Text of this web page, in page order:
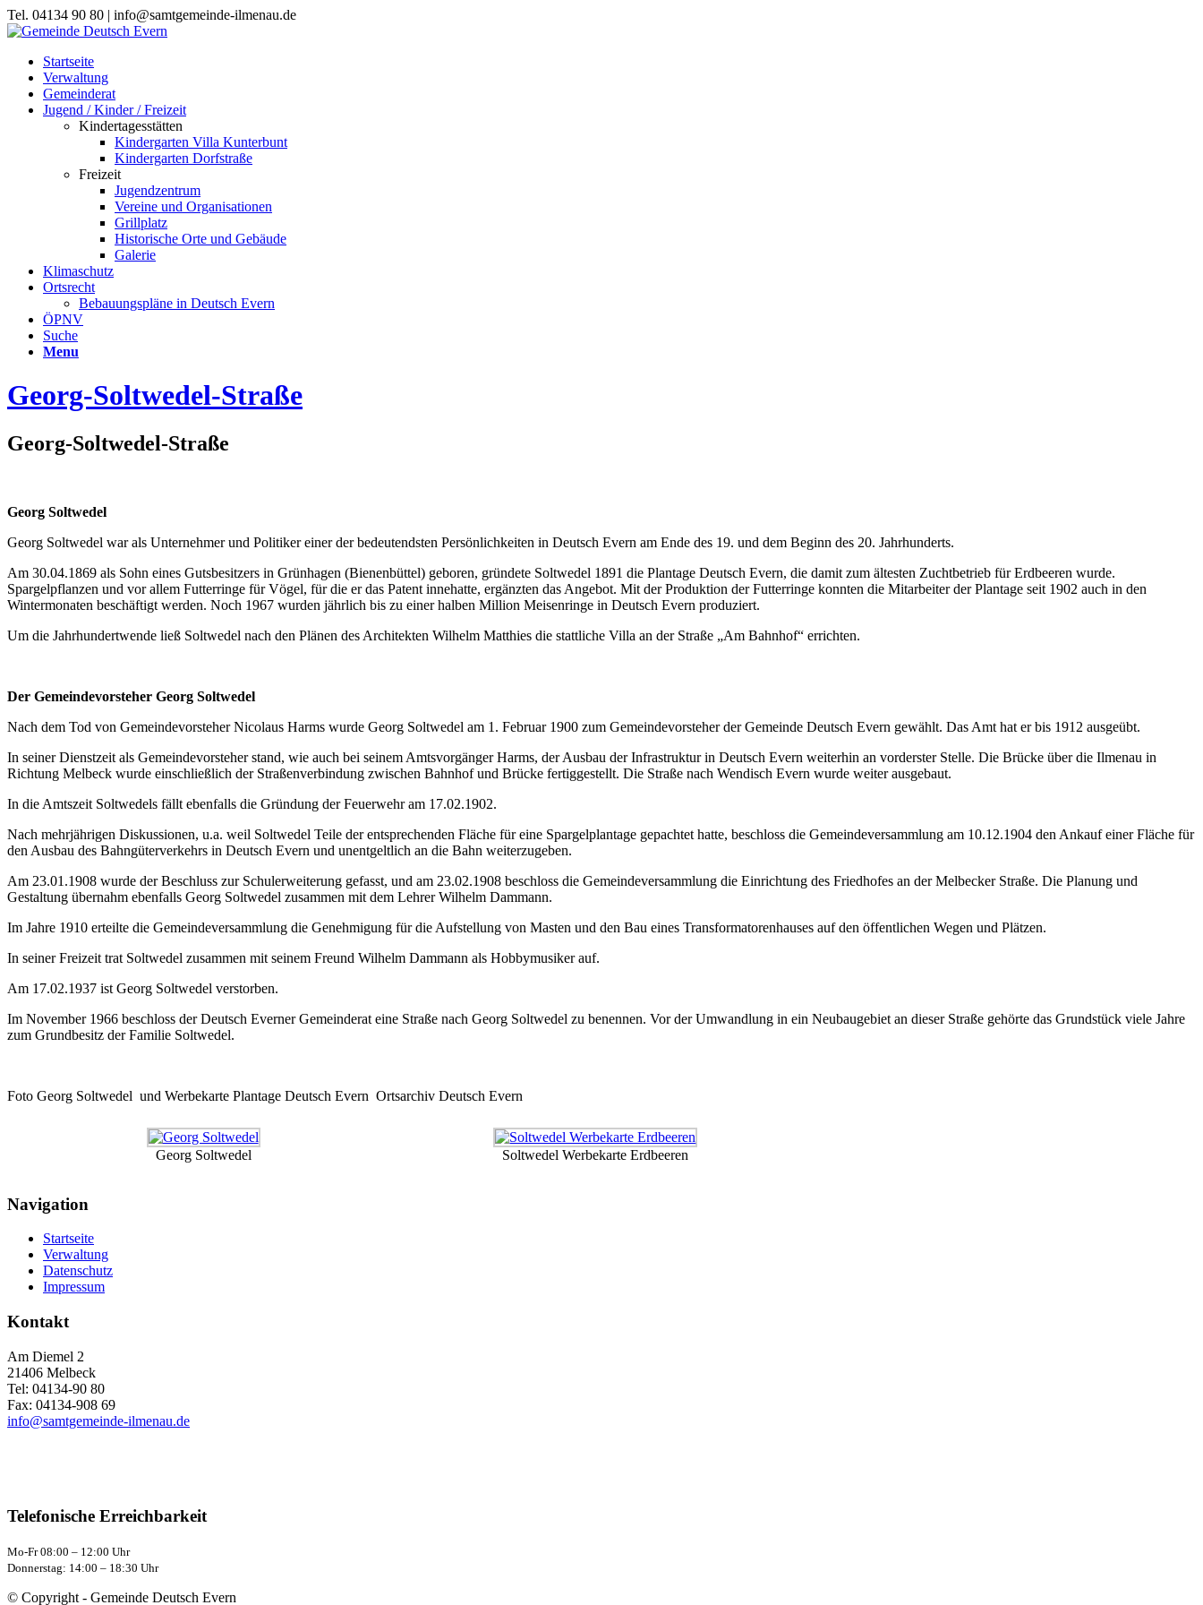
Tel. 04134 90 80 | info@samtgemeinde-ilmenau.de
Startseite
Verwaltung
Gemeinderat
Jugend / Kinder / Freizeit
Kindertagesstätten
Kindergarten Villa Kunterbunt
Kindergarten Dorfstraße
Freizeit
Jugendzentrum
Vereine und Organisationen
Grillplatz
Historische Orte und Gebäude
Galerie
Klimaschutz
Ortsrecht
Bebauungspläne in Deutsch Evern
ÖPNV
Suche
Menu
Georg-Soltwedel-Straße
Georg-Soltwedel-Straße
Georg Soltwedel
Georg Soltwedel war als Unternehmer und Politiker einer der bedeutendsten Persönlichkeiten in Deutsch Evern am Ende des 19. und dem Beginn des 20. Jahrhunderts.
Am 30.04.1869 als Sohn eines Gutsbesitzers in Grünhagen (Bienenbüttel) geboren, gründete Soltwedel 1891 die Plantage Deutsch Evern, die damit zum ältesten Zuchtbetrieb für Erdbeeren wurde.
Spargelpflanzen und vor allem Futterringe für Vögel, für die er das Patent innehatte, ergänzten das Angebot. Mit der Produktion der Futterringe konnten die Mitarbeiter der Plantage seit 1902 auch in den
Wintermonaten beschäftigt werden. Noch 1967 wurden jährlich bis zu einer halben Million Meisenringe in Deutsch Evern produziert.
Um die Jahrhundertwende ließ Soltwedel nach den Plänen des Architekten Wilhelm Matthies die stattliche Villa an der Straße „Am Bahnhof“ errichten.
Der Gemeindevorsteher Georg Soltwedel
Nach dem Tod von Gemeindevorsteher Nicolaus Harms wurde Georg Soltwedel am 1. Februar 1900 zum Gemeindevorsteher der Gemeinde Deutsch Evern gewählt. Das Amt hat er bis 1912 ausgeübt.
In seiner Dienstzeit als Gemeindevorsteher stand, wie auch bei seinem Amtsvorgänger Harms, der Ausbau der Infrastruktur in Deutsch Evern weiterhin an vorderster Stelle. Die Brücke über die Ilmenau in
Richtung Melbeck wurde einschließlich der Straßenverbindung zwischen Bahnhof und Brücke fertiggestellt. Die Straße nach Wendisch Evern wurde weiter ausgebaut.
In die Amtszeit Soltwedels fällt ebenfalls die Gründung der Feuerwehr am 17.02.1902.
Nach mehrjährigen Diskussionen, u.a. weil Soltwedel Teile der entsprechenden Fläche für eine Spargelplantage gepachtet hatte, beschloss die Gemeindeversammlung am 10.12.1904 den Ankauf einer Fläche für
den Ausbau des Bahngüterverkehrs in Deutsch Evern und unentgeltlich an die Bahn weiterzugeben.
Am 23.01.1908 wurde der Beschluss zur Schulerweiterung gefasst, und am 23.02.1908 beschloss die Gemeindeversammlung die Einrichtung des Friedhofes an der Melbecker Straße. Die Planung und
Gestaltung übernahm ebenfalls Georg Soltwedel zusammen mit dem Lehrer Wilhelm Dammann.
Im Jahre 1910 erteilte die Gemeindeversammlung die Genehmigung für die Aufstellung von Masten und den Bau eines Transformatorenhauses auf den öffentlichen Wegen und Plätzen.
In seiner Freizeit trat Soltwedel zusammen mit seinem Freund Wilhelm Dammann als Hobbymusiker auf.
Am 17.02.1937 ist Georg Soltwedel verstorben.
Im November 1966 beschloss der Deutsch Everner Gemeinderat eine Straße nach Georg Soltwedel zu benennen. Vor der Umwandlung in ein Neubaugebiet an dieser Straße gehörte das Grundstück viele Jahre
zum Grundbesitz der Familie Soltwedel.
Foto Georg Soltwedel und Werbekarte Plantage Deutsch Evern Ortsarchiv Deutsch Evern
Georg Soltwedel Soltwedel Werbekarte Erdbeeren
Navigation
Startseite
Verwaltung
Datenschutz
Impressum
Kontakt
Am Diemel 2
21406 Melbeck
Tel: 04134-90 80
Fax: 04134-908 69
info@samtgemeinde-ilmenau.de
Telefonische Erreichbarkeit
Mo-Fr 08:00 – 12:00 Uhr
Donnerstag: 14:00 – 18:30 Uhr
© Copyright - Gemeinde Deutsch Evern